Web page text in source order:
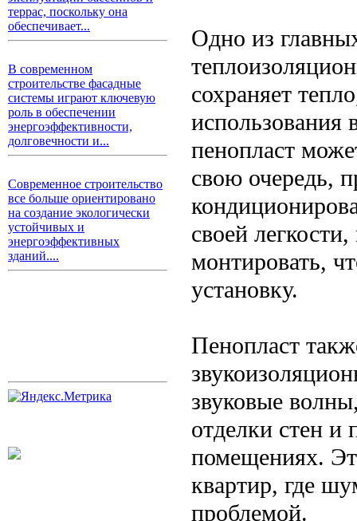
террас, поскольку она
обеспечивает...
В современном
строительстве фасадные
системы играют ключевую
роль в обеспечении
энергоэффективности,
долговечности и...
Современное строительство
все больше ориентировано
на создание экологически
устойчивых и
энергоэффективных
зданий....
Одно из
сохраняет
использования
пенопласт
свою очередь,
своей
монтировать,
установку.
Пенопласт
звуковые
отделки стен и
помещениях.
квартир, где
проблемой.